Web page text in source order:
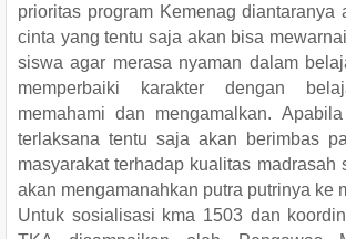
prioritas program Kemenag diantaranya
cinta yang tentu saja akan bisa
siswa agar merasa nyaman dalam
memperbaiki karakter dengan
memahami dan mengamalkan.
terlaksana tentu saja akan berimbas
masyarakat terhadap kualitas madrasah
akan mengamanahkan putra putrinya ke
Untuk sosialisasi kma 1503 dan